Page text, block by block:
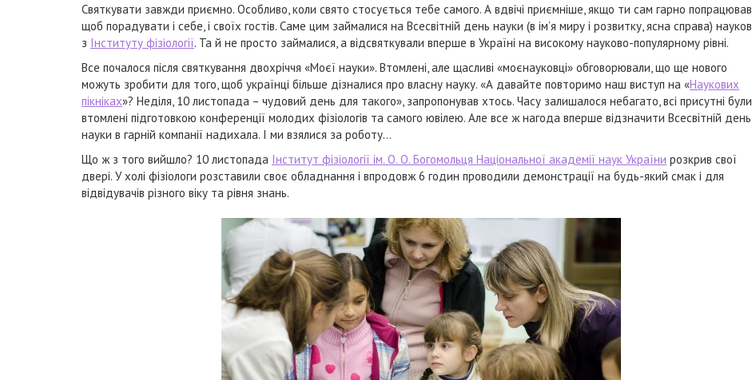
Святкувати завжди приємно. Особливо, коли свято стосується тебе самого. А вдвічі приємніше, якщо ти сам гарно
щоб порадувати і себе, і своїх гостів. Саме цим займалися на Всесвітній день науки (в ім’я миру і розвитку, ясна справа)
з Інституту фізіології. Та й не просто займалися, а відсвяткували вперше в Україні на високому науково-популярному рівні.
Все почалося після святкування двохріччя «Моєї науки». Втомлені, але щасливі «моєнауковці» обговорювали, що ще нового
можуть зробити для того, щоб українці більше дізналися про власну науку. «А давайте повторимо наш виступ на «Наукових
пікніках»? Неділя, 10 листопада – чудовий день для такого», запропонував хтось. Часу залишалося небагато, всі присутні були
втомлені підготовкою конференції молодих фізіологів та самого ювілею. Але все ж нагода вперше відзначити Всесвітній день
науки в гарній компанії надихала. І ми взялися за роботу…
Що ж з того вийшло? 10 листопада Інститут фізіології ім. О. О. Богомольця Національної академії наук України розкрив свої
двері. У холі фізіологи розставили своє обладнання і впродовж 6 годин проводили демонстрації на будь-який смак і для
відвідувачів різного віку та рівня знань.